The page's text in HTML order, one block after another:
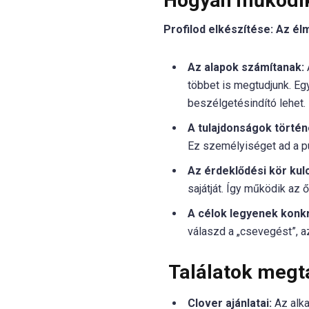
Profilod elkészítése: Az
Az alapok számítanak:
többet is megtudjunk.
beszélgetésindító lehet.
A tulajdonságok
Ez személyiséget ad a
Az érdeklődési kör
sajátját. Így működik az
A célok legyenek
válaszd a „csevegést”,
Találatok
Clover ajánlatai: Az